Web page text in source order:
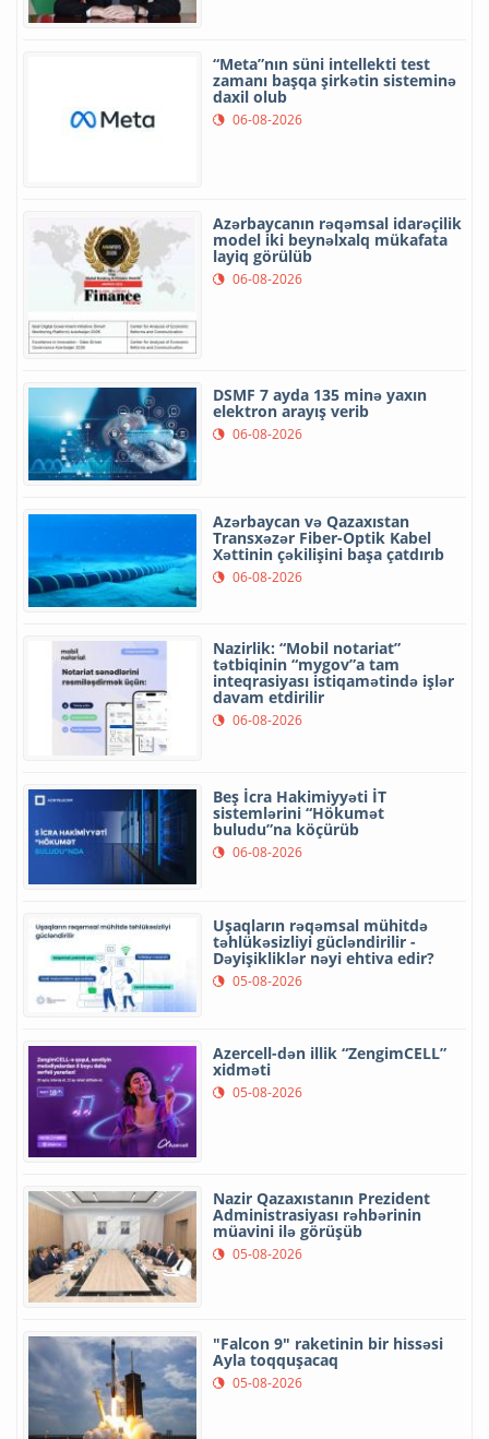
“Meta”nın süni intellekti test
zamanı başqa şirkətin sisteminə
daxil olub
06-08-2026
Azərbaycanın rəqəmsal idarəçilik
model iki beynəlxalq mükafata
layiq görülüb
06-08-2026
DSMF 7 ayda 135 minə yaxın
elektron arayış verib
06-08-2026
Azərbaycan və Qazaxıstan
Transxəzər Fiber-Optik Kabel
Xəttinin çəkilişini başa çatdırıb
06-08-2026
Nazirlik: “Mobil notariat”
tətbiqinin “mygov”a tam
inteqrasiyası istiqamətində işlər
davam etdirilir
06-08-2026
Beş İcra Hakimiyyəti İT
sistemlərini “Hökumət
buludu”na köçürüb
06-08-2026
Uşaqların rəqəmsal mühitdə
təhlükəsizliyi gücləndirilir -
Dəyişikliklər nəyi ehtiva edir?
05-08-2026
Azercell-dən illik “ZengimCELL”
xidməti
05-08-2026
Nazir Qazaxıstanın Prezident
Administrasiyası rəhbərinin
müavini ilə görüşüb
05-08-2026
"Falcon 9" raketinin bir hissəsi
Ayla toqquşacaq
05-08-2026